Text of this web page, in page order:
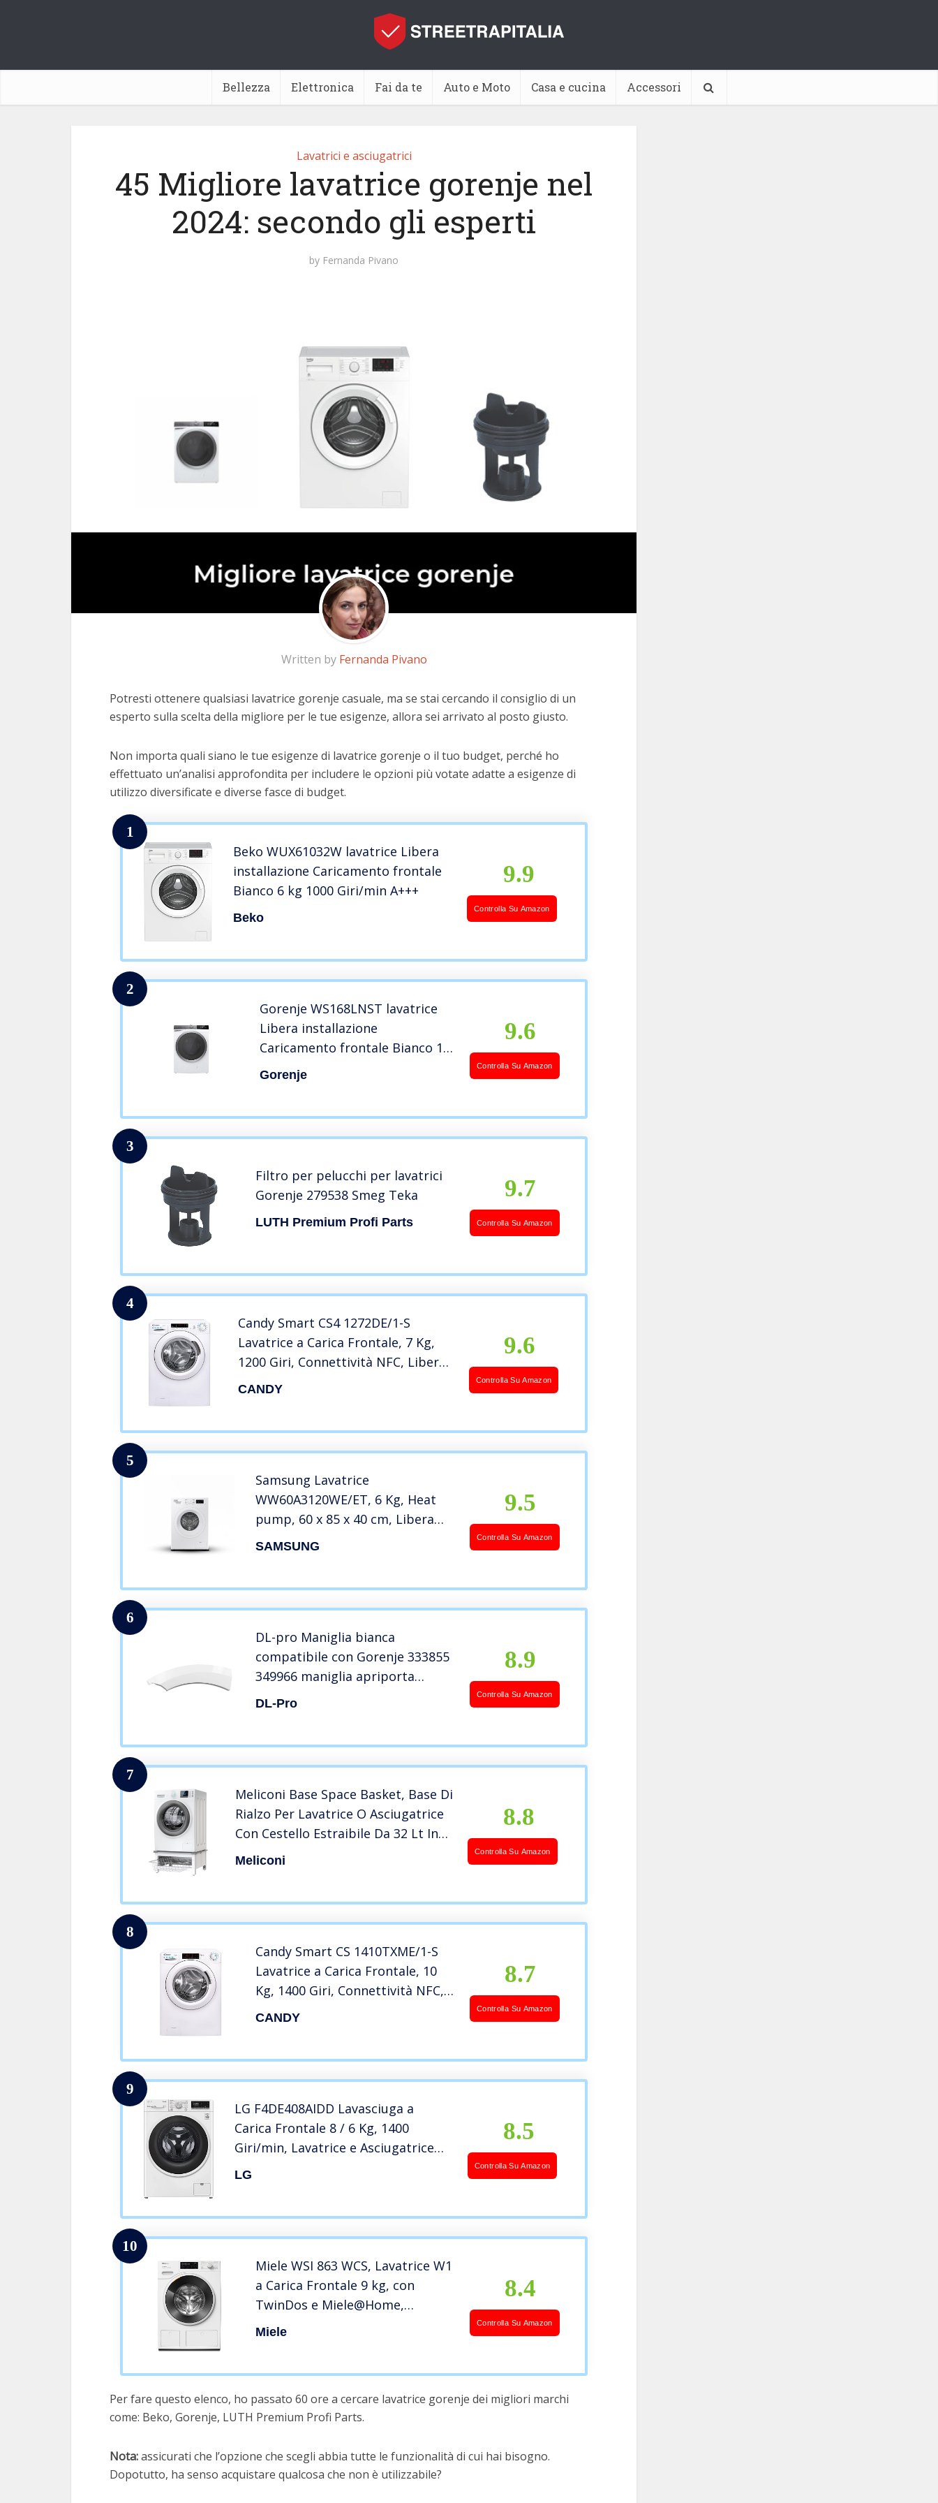
Bellezza Elettronica Fai da te Auto e Moto Casa e cucina Accessori
Lavatrici e asciugatrici
45 Migliore lavatrice gorenje nel
2024: secondo gli esperti
by Fernanda Pivano
Written by Fernanda Pivano
Potresti ottenere qualsiasi lavatrice gorenje casuale, ma se stai cercando il consiglio di un
esperto sulla scelta della migliore per le tue esigenze, allora sei arrivato al posto giusto.
Non importa quali siano le tue esigenze di lavatrice gorenje o il tuo budget, perché ho
effettuato un’analisi approfondita per includere le opzioni più votate adatte a esigenze di
utilizzo diversificate e diverse fasce di budget.
1
Beko WUX61032W lavatrice Libera
installazione Caricamento frontale
Bianco 6 kg 1000 Giri/min A+++
Beko
9.9
Controlla Su Amazon
2
Gorenje WS168LNST lavatrice
Libera installazione
Caricamento frontale Bianco 10
kg 1600 Giri/min A+++
Gorenje
9.6
Controlla Su Amazon
3
Filtro per pelucchi per lavatrici
Gorenje 279538 Smeg Teka
LUTH Premium Profi Parts
9.7
Controlla Su Amazon
4
Candy Smart CS4 1272DE/1-S
Lavatrice a Carica Frontale, 7 Kg,
1200 Giri, Connettività NFC, Libera
Installazione, 60x45x85 cm, Bianco
CANDY
9.6
Controlla Su Amazon
5
Samsung Lavatrice
WW60A3120WE/ET, 6 Kg, Heat
pump, 60 x 85 x 40 cm, Libera
installazione
SAMSUNG
9.5
Controlla Su Amazon
6
DL-pro Maniglia bianca
compatibile con Gorenje 333855
349966 maniglia apriporta
maniglia per lavatrice
DL-Pro
8.9
Controlla Su Amazon
7
Meliconi Base Space Basket, Base Di
Rialzo Per Lavatrice O Asciugatrice
Con Cestello Estraibile Da 32 Lt In
Tecnopolimero, Max 250 Kg, Bianco,
Meliconi
8.8
Controlla Su Amazon
8
Candy Smart CS 1410TXME/1-S
Lavatrice a Carica Frontale, 10
Kg, 1400 Giri, Connettività NFC,
Libera Installazione, 60x58x85
CANDY
8.7
Controlla Su Amazon
9
LG F4DE408AIDD Lavasciuga a
Carica Frontale 8 / 6 Kg, 1400
Giri/min, Lavatrice e Asciugatrice
con Intelligenza Artificiale AI DD,
LG
8.5
Controlla Su Amazon
10
Miele WSI 863 WCS, Lavatrice W1
a Carica Frontale 9 kg, con
TwinDos e Miele@Home,
Funzione QuickPowerWash e
Miele
8.4
Controlla Su Amazon
Per fare questo elenco, ho passato 60 ore a cercare lavatrice gorenje dei migliori marchi
come: Beko, Gorenje, LUTH Premium Profi Parts.
Nota:assicurati che l’opzione che scegli abbia tutte le funzionalità di cui hai bisogno.
Dopotutto, ha senso acquistare qualcosa che non è utilizzabile?